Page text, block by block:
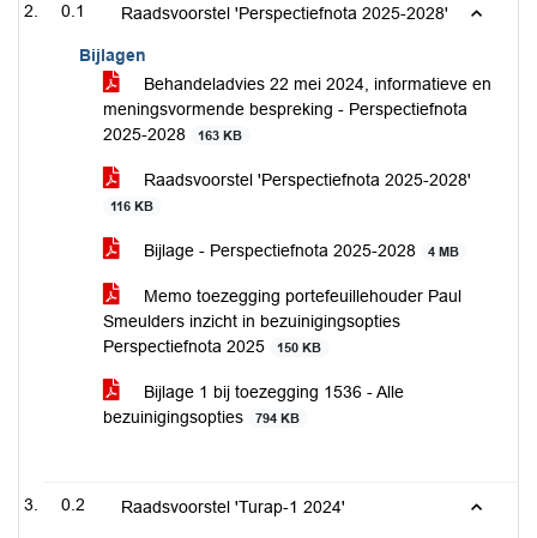
0.1 Raadsvoorstel 'Perspectiefnota 2025-2028'
Bijlagen
Behandeladvies 22 mei 2024, informatieve en
meningsvormende bespreking - Perspectiefnota
2025-2028
163 KB
Raadsvoorstel 'Perspectiefnota 2025-2028'
116 KB
Bijlage - Perspectiefnota 2025-2028 4 MB
Memo toezegging portefeuillehouder Paul
Smeulders inzicht in bezuinigingsopties
Perspectiefnota 2025
150 KB
Bijlage 1 bij toezegging 1536 - Alle
bezuinigingsopties
794 KB
0.2 Raadsvoorstel 'Turap-1 2024'